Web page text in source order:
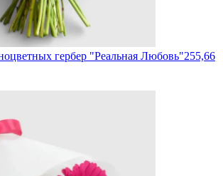
гербер "Реальная Любовь"255,66